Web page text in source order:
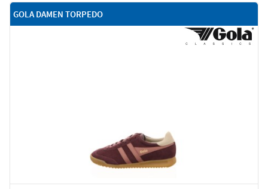
GOLA DAMEN TORPEDO